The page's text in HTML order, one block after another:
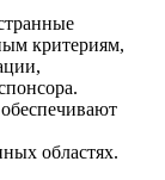
критериям,
областях.